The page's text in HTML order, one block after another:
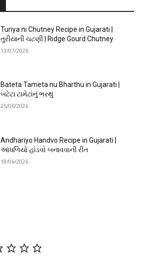
Turiya ni Chutney Recipe in Gujarati |
તુરીયાની ચટણી | Ridge Gourd Chutney
13/07/2026
Bateta Tameta nu Bharthu in Gujarati |
બટેટા ટામેટાંનું ભરથું
25/06/2026
Andhariyo Handvo Recipe in Gujarati |
આંધળિયો હાંડવો બનાવવાની રીત
18/06/2026